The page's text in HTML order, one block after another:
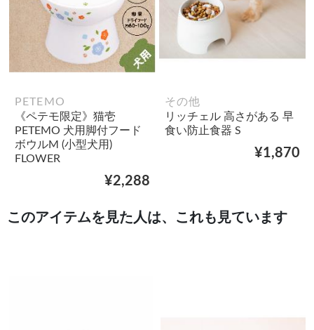
PETEMO
《ペテモ限定》猫壱
PETEMO 犬用脚付フード
ボウルM (小型犬用)
FLOWER
¥2,288
その他
リッチェル 高さがある 早
食い防止食器 S
¥1,870
このアイテムを見た人は、これも見ています